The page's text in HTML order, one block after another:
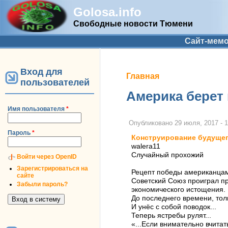
Golosa.info
Свободные новости Тюмени
Дополнительное меню Сайт-
Вход для
пользователей
Имя пользователя *
Пароль *
Войти через OpenID
Зарегистрироваться на
сайте
Забыли пароль?
Вы здесь
Главная
Америка берет
Опубликовано 29 июля, 2017 -
Конструирование
walera11
Случайный прохожий
Рецепт победы
Советский Союз проиграл
экономического истощения.
До последнего времени,
И унёс с собой поводок...
Теперь ястребы рулят...
«...Если внимательно